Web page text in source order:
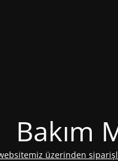
Bakım
üzerinden